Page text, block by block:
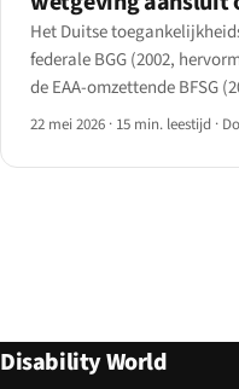
Het Duitse
federale BGG (2002,
de EAA-omzettende BFSG
en de BAFA-handhaving
22 mei 2026 · 15 min. leestijd ·
Disability World